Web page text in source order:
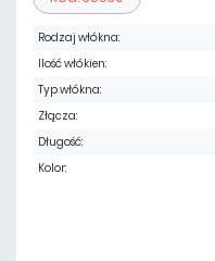
Rodzaj włókna:
Ilość włókien:
Typ włókna:
Złącza:
Długość:
Kolor: